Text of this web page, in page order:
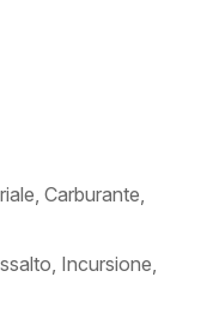
Carburante,
Incursione,